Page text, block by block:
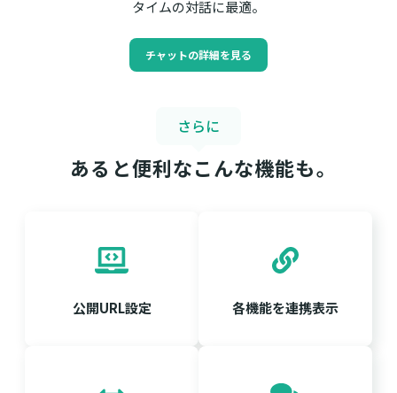
タイムの対話に最適。
チャットの詳細を見る
さらに
あると便利なこんな機能も｡
公開URL設定 各機能を連携表示